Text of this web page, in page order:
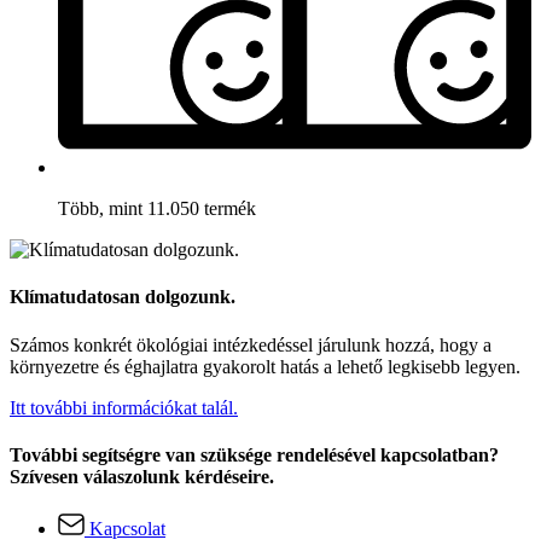
Több, mint 11.050 termék
Klímatudatosan dolgozunk.
Számos konkrét ökológiai intézkedéssel járulunk hozzá, hogy a
környezetre és éghajlatra gyakorolt hatás a lehető legkisebb legyen.
Itt további információkat talál.
További segítségre van szüksége rendelésével kapcsolatban?
Szívesen válaszolunk kérdéseire.
Kapcsolat